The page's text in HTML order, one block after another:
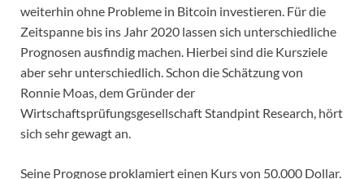
weiterhin ohne Probleme in Bitcoin investieren. Für die
Zeitspanne bis ins Jahr 2020 lassen sich unterschiedliche
Prognosen ausfindig machen. Hierbei sind die Kursziele
aber sehr unterschiedlich. Schon die Schätzung von
Ronnie Moas, dem Gründer der
Wirtschaftsprüfungsgesellschaft Standpint Research, hört
sich sehr gewagt an.
Seine Prognose proklamiert einen Kurs von 50.000 Dollar.